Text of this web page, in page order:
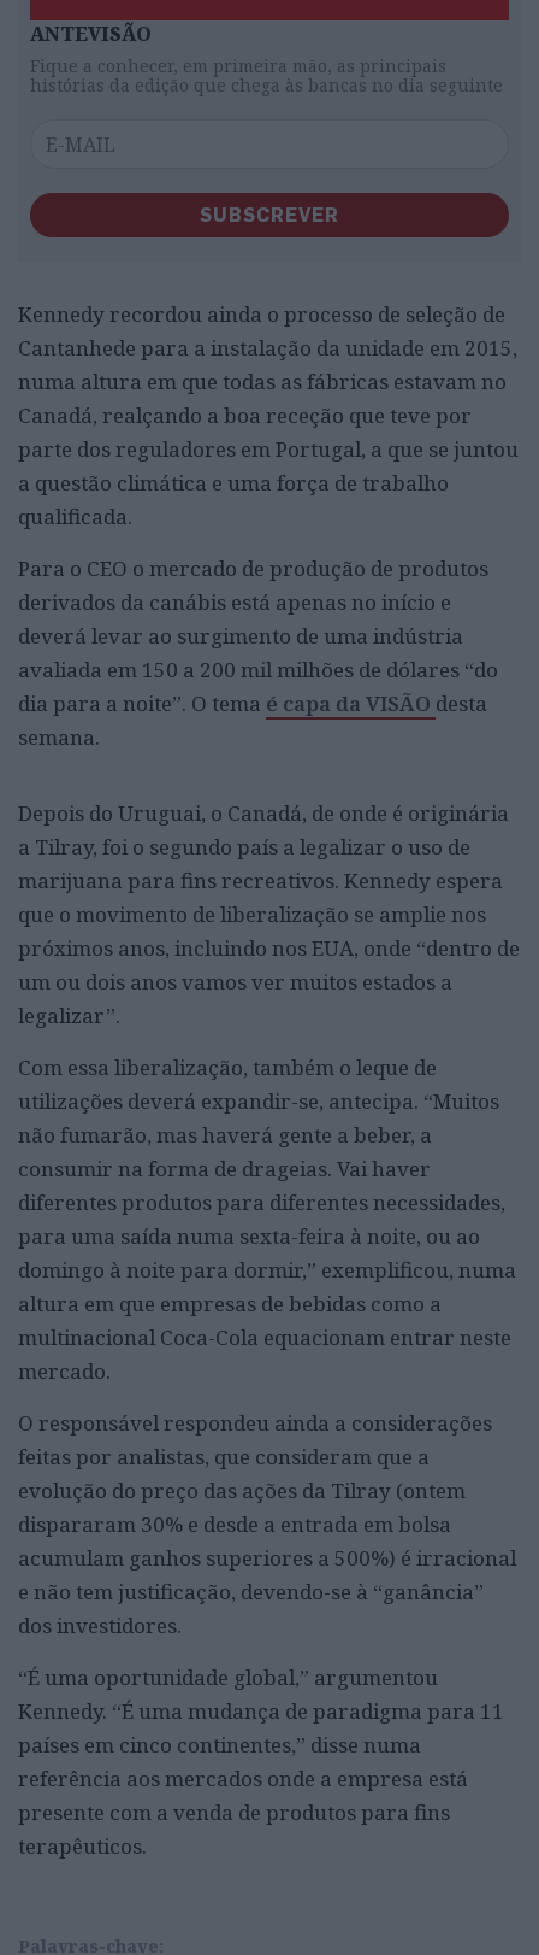
ANTEVISÃO
Fique a conhecer, em primeira mão, as principais
histórias da edição que chega às bancas no dia seguinte
SUBSCREVER
Kennedy recordou ainda o processo de seleção de
Cantanhede para a instalação da unidade em 2015,
numa altura em que todas as fábricas estavam no
Canadá, realçando a boa receção que teve por
parte dos reguladores em Portugal, a que se juntou
a questão climática e uma força de trabalho
qualificada.
Para o CEO o mercado de produção de produtos
derivados da canábis está apenas no início e
deverá levar ao surgimento de uma indústria
avaliada em 150 a 200 mil milhões de dólares “do
dia para a noite”. O tema é capa da VISÃO desta
semana.
Depois do Uruguai, o Canadá, de onde é originária
a Tilray, foi o segundo país a legalizar o uso de
marijuana para fins recreativos. Kennedy espera
que o movimento de liberalização se amplie nos
próximos anos, incluindo nos EUA, onde “dentro de
um ou dois anos vamos ver muitos estados a
legalizar”.
Com essa liberalização, também o leque de
utilizações deverá expandir-se, antecipa. “Muitos
não fumarão, mas haverá gente a beber, a
consumir na forma de drageias. Vai haver
diferentes produtos para diferentes necessidades,
para uma saída numa sexta-feira à noite, ou ao
domingo à noite para dormir,” exemplificou, numa
altura em que empresas de bebidas como a
multinacional Coca-Cola equacionam entrar neste
mercado.
O responsável respondeu ainda a considerações
feitas por analistas, que consideram que a
evolução do preço das ações da Tilray (ontem
dispararam 30% e desde a entrada em bolsa
acumulam ganhos superiores a 500%) é irracional
e não tem justificação, devendo-se à “ganância”
dos investidores.
“É uma oportunidade global,” argumentou
Kennedy. “É uma mudança de paradigma para 11
países em cinco continentes,” disse numa
referência aos mercados onde a empresa está
presente com a venda de produtos para fins
terapêuticos.
Palavras-chave: